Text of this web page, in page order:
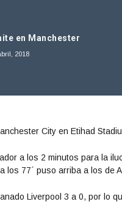
en Manchester
2018
City en Etihad
a los 2 minutos para la
los 77´ puso arriba a los de
Liverpool 3 a 0, por lo